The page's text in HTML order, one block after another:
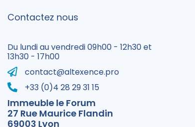
Contactez nous
Du lundi au vendredi 09h00 - 12h30 et
13h30 - 17h00
contact@altexence.pro
+33 (0)4 28 29 31 15
Immeuble le Forum
27 Rue Maurice Flandin
69003 Lyon